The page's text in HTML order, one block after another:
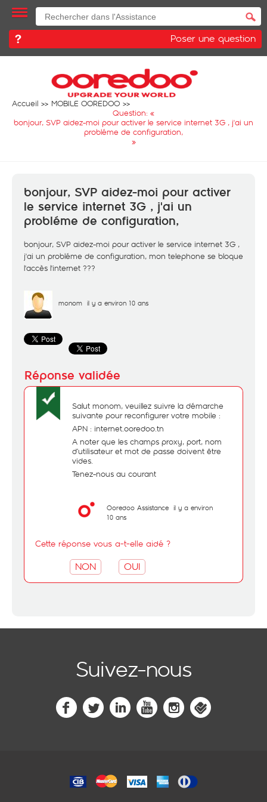
Poser une question
Accueil
MOBILE OOREDOO
Question: «
bonjour, SVP aidez-moi pour activer le service internet 3G , j'ai un
probléme de configuration,
»
bonjour, SVP aidez-moi pour activer
le service internet 3G , j'ai un
probléme de configuration,
bonjour, SVP aidez-moi pour activer le service internet 3G ,
j'ai un probléme de configuration, mon telephone se bloque
l'accès l'internet ???
monom il y a environ 10 ans
Salut monom, veuillez suivre la démarche
suivante pour reconfigurer votre mobile :
APN : internet.ooredoo.tn
A noter que les champs proxy, port, nom
d’utilisateur et mot de passe doivent être
vides.
Tenez-nous au courant
Ooredoo Assistance il y a environ
10 ans
Cette réponse vous a-t-elle aidé ?
NON OUI
Suivez-nous